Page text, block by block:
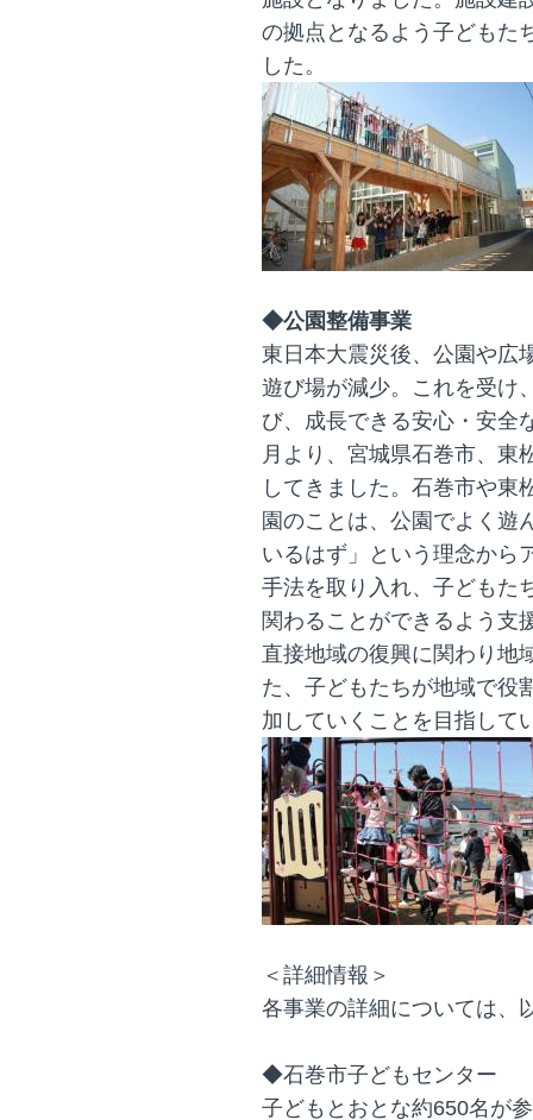
の拠点となるよう子どもた
した。
◆公園整備事業
東日本大震災後、公園や広
遊び場が減少。これを受け
び、成長できる安心・安全
月より、宮城県石巻市、東
してきました。石巻市や東
園のことは、公園でよく遊
いるはず」という理念から
手法を取り入れ、子どもた
関わることができるよう支
直接地域の復興に関わり地
た、子どもたちが地域で役
加していくことを目指して
＜詳細情報＞
各事業の詳細については、
◆石巻市子どもセンター
子どもとおとな約650名が